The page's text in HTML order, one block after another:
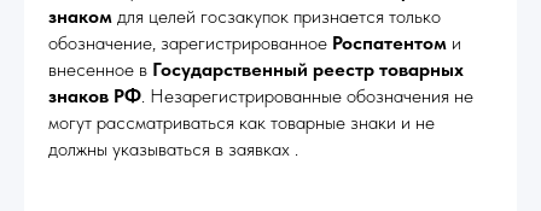
знаком для целей госзакупок признается только
обозначение, зарегистрированное Роспатентом и
внесенное в Государственный реестр товарных
знаков РФ. Незарегистрированные обозначения не
могут рассматриваться как товарные знаки и не
должны указываться в заявках .